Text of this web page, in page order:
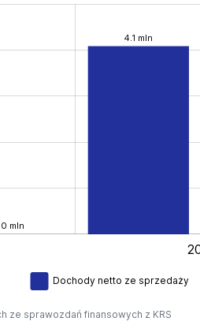
4.1 mln
0 mln
Dochody netto ze sprzedaży
ze sprawozdań finansowych z KRS